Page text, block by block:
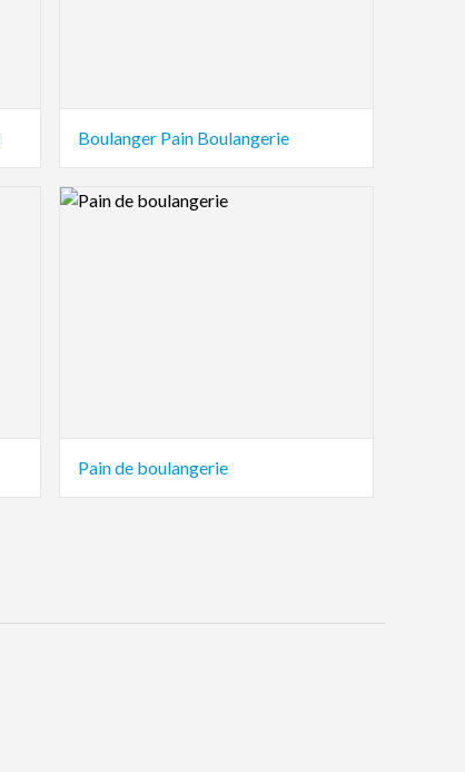
Boulanger Pain Boulangerie
Logo Preview Image
Pain de boulangerie